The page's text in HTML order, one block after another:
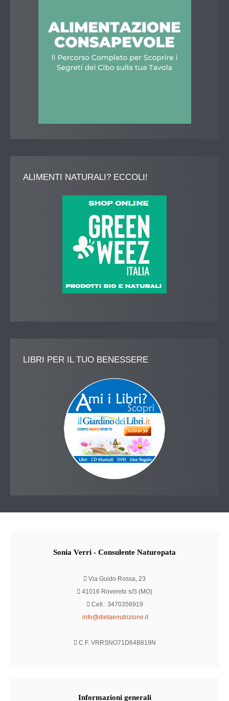
ALIMENTI NATURALI? ECCOLI!
LIBRI PER IL TUO BENESSERE
Sonia Verri - Consulente Naturopata
Via Guido Rossa, 23
41016 Rovereto s/S (MO)
Cell.: 3470356919
info@dietaenutrizione.it
C.F. VRRSNO71D64B819N
Informazioni generali